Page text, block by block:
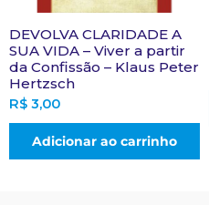
DEVOLVA CLARIDADE A
SUA VIDA – Viver a partir
da Confissão – Klaus Peter
Hertzsch
R$ 3,00
Adicionar ao carrinho